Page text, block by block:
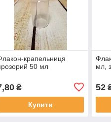
крапельниця
50 мл
₴
Купити
мл,
52